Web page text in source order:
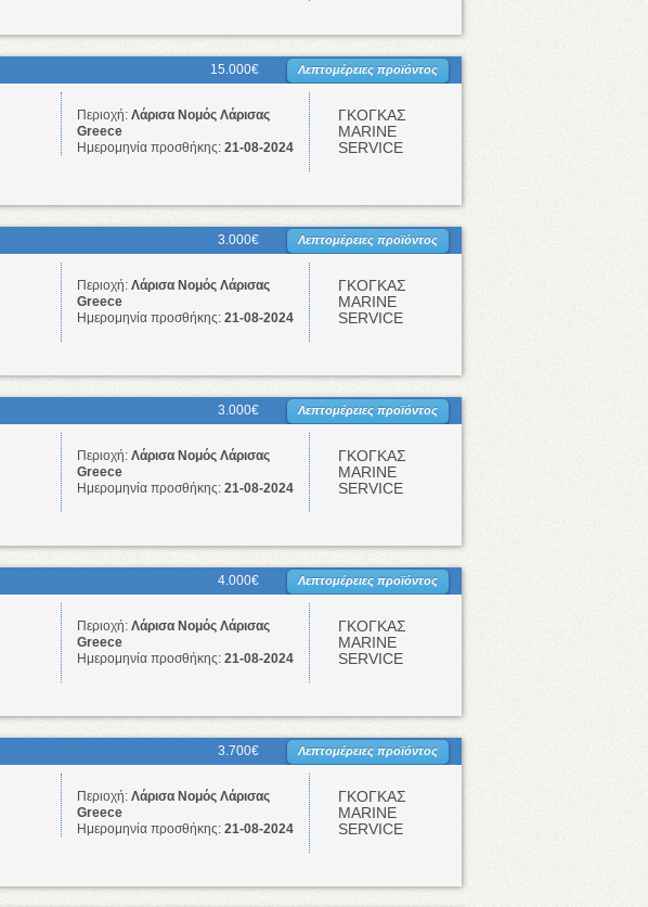
15.000€ Λεπτομέρειες προϊόντος
Περιοχή: Λάρισα Νομός Λάρισας
Greece
Ημερομηνία προσθήκης: 21-08-2024
ΓΚΟΓΚΑΣ
ΜΑRINE
SERVICE
3.000€ Λεπτομέρειες προϊόντος
Περιοχή: Λάρισα Νομός Λάρισας
Greece
Ημερομηνία προσθήκης: 21-08-2024
ΓΚΟΓΚΑΣ
ΜΑRINE
SERVICE
3.000€ Λεπτομέρειες προϊόντος
Περιοχή: Λάρισα Νομός Λάρισας
Greece
Ημερομηνία προσθήκης: 21-08-2024
ΓΚΟΓΚΑΣ
ΜΑRINE
SERVICE
4.000€ Λεπτομέρειες προϊόντος
Περιοχή: Λάρισα Νομός Λάρισας
Greece
Ημερομηνία προσθήκης: 21-08-2024
ΓΚΟΓΚΑΣ
ΜΑRINE
SERVICE
3.700€ Λεπτομέρειες προϊόντος
Περιοχή: Λάρισα Νομός Λάρισας
Greece
Ημερομηνία προσθήκης: 21-08-2024
ΓΚΟΓΚΑΣ
ΜΑRINE
SERVICE